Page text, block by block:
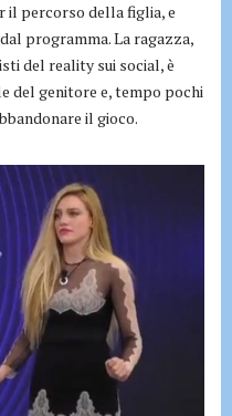
il percorso della figlia, e
programma. La ragazza,
del reality sui social, è
del genitore e, tempo pochi
il gioco.